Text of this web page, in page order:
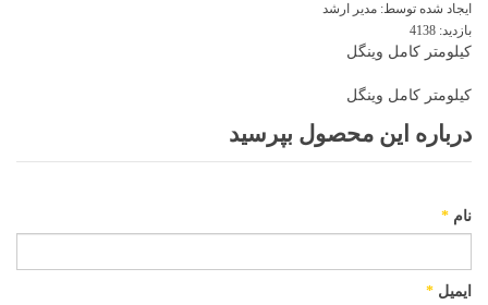
ایجاد شده توسط: مدیر ارشد
بازدید: 4138
کیلومتر کامل وینگل
کیلومتر کامل وینگل
درباره این محصول بپرسید
نام *
ایمیل *